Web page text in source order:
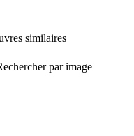
similaires
par image